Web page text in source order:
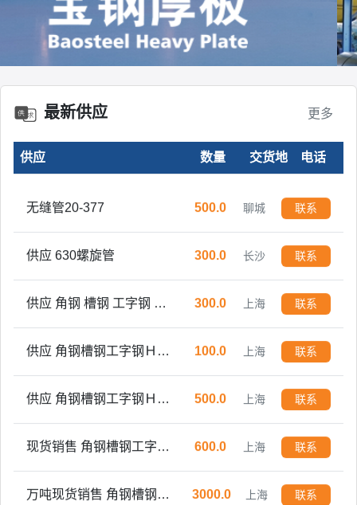
最新供应 更多
供应 数量 交货地 电话
联系
精密无缝光亮管16-57 300.0 山东 联系
无缝管20-377 500.0 聊城 联系
供应 630螺旋管 300.0 长沙 联系
300.0 上海 联系
100.0 上海 联系
500.0 上海 联系
600.0 上海 联系
3000.0 上海 联系